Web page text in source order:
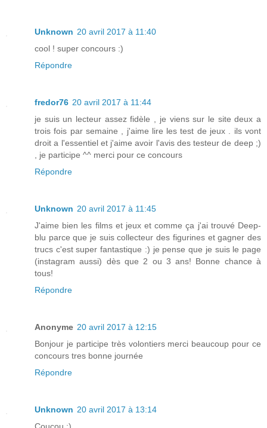
Unknown 20 avril 2017 à 11:40
cool ! super concours :)
Répondre
fredor76 20 avril 2017 à 11:44
je suis un lecteur assez fidèle , je viens sur le site deux a
trois fois par semaine , j'aime lire les test de jeux . ils vont
droit a l'essentiel et j'aime avoir l'avis des testeur de deep ;)
, je participe ^^ merci pour ce concours
Répondre
Unknown 20 avril 2017 à 11:45
J'aime bien les films et jeux et comme ça j'ai trouvé Deep-
blu parce que je suis collecteur des figurines et gagner des
trucs c'est super fantastique :) je pense que je suis le page
(instagram aussi) dès que 2 ou 3 ans! Bonne chance à
tous!
Répondre
Anonyme 20 avril 2017 à 12:15
Bonjour je participe très volontiers merci beaucoup pour ce
concours tres bonne journée
Répondre
Unknown 20 avril 2017 à 13:14
Coucou :)